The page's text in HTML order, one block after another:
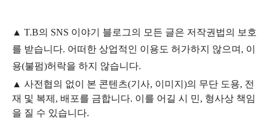
▲ T.B의 SNS 이야기 블 로그의 모든 글은 저작권법의 보호
를 받습니다. 어떠한 상업적인 이용도 허가하지 않으며, 이
용(불펌)허락을 하지 않습니다.
▲ 사전협의 없이 본 콘텐츠(기사, 이미지)의 무단 도용, 전
재 및 복제, 배포를 금합니다. 이를 어길 시 민, 형사상 책임
을 질 수 있습니다.